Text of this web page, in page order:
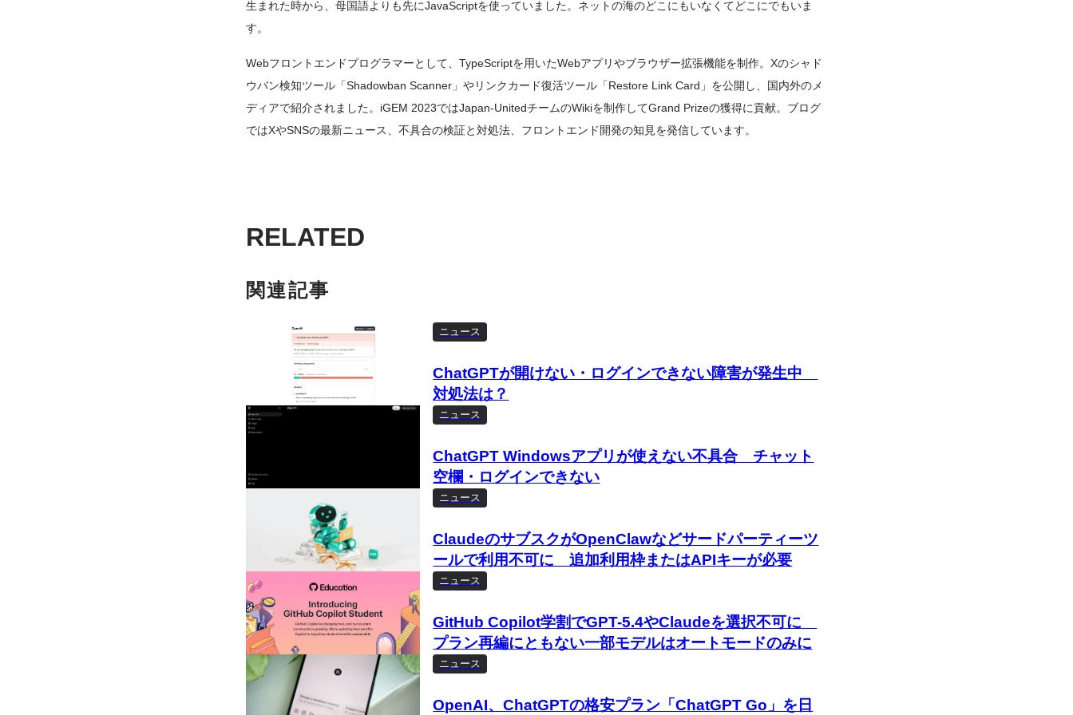
生まれた時から、母国語よりも先にJavaScriptを使っていました。ネットの海のどこにもいなくてどこにでもいま
す。
Webフロントエンドプログラマーとして、TypeScriptを用いたWebアプリやブラウザー拡張機能を制作。Xのシャド
ウバン検知ツール「Shadowban Scanner」やリンクカード復活ツール「Restore Link Card」を公開し、国内外のメ
ディアで紹介されました。iGEM 2023ではJapan-UnitedチームのWikiを制作してGrand Prizeの獲得に貢献。ブログ
ではXやSNSの最新ニュース、不具合の検証と対処法、フロントエンド開発の知見を発信しています。
RELATED
関連記事
ニュース
ChatGPTが開けない・ログインできない障害が発生中
対処法は？
ニュース
ChatGPT Windowsアプリが使えない不具合 チャット
空欄・ログインできない
ニュース
ClaudeのサブスクがOpenClawなどサードパーティーツ
ールで利用不可に 追加利用枠またはAPIキーが必要
ニュース
GitHub Copilot学割でGPT-5.4やClaudeを選択不可に
プラン再編にともない一部モデルはオートモードのみに
ニュース
OpenAI、ChatGPTの格安プラン「ChatGPT Go」を日